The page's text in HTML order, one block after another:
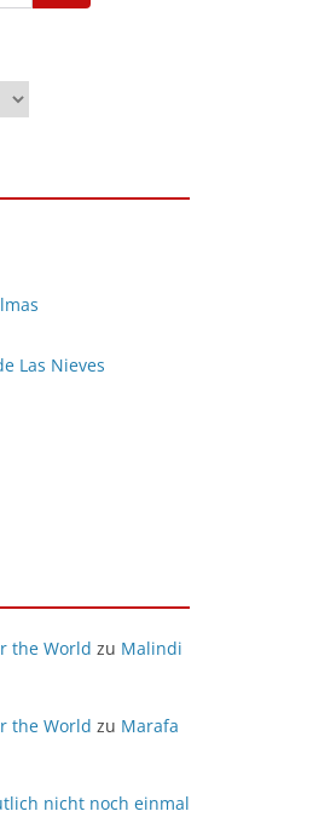
Las Nieves
the World zu Malindi
the World zu Marafa
nicht noch einmal